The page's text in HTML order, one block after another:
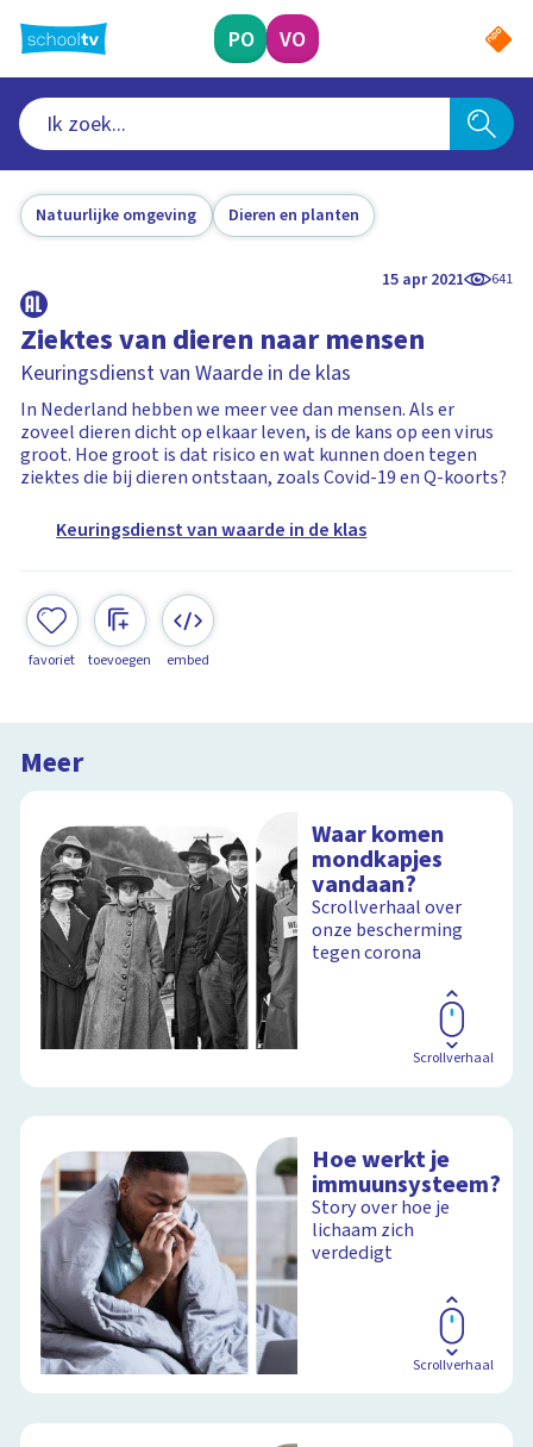
naar
hoofdinhoud
PO VO
Natuurlijke omgeving Dieren en planten
15 apr 2021 641
Ziektes van dieren naar mensen
Keuringsdienst van Waarde in de klas
In Nederland hebben we meer vee dan mensen. Als er
zoveel dieren dicht op elkaar leven, is de kans op een virus
groot. Hoe groot is dat risico en wat kunnen doen tegen
ziektes die bij dieren ontstaan, zoals Covid-19 en Q-koorts?
Keuringsdienst van waarde in de klas
favoriet toevoegen embed
Meer
Waar komen
mondkapjes
vandaan?
Scrollverhaal over
onze bescherming
tegen corona
Scrollverhaal
Hoe werkt je
immuunsysteem?
Story over hoe je
lichaam zich
verdedigt
Scrollverhaal